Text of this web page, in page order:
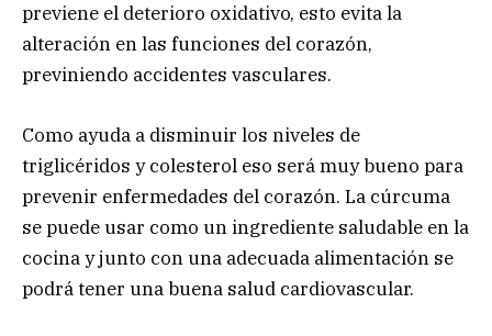
previene el deterioro oxidativo, esto evita la
alteración en las funciones del corazón,
previniendo accidentes vasculares.
Como ayuda a disminuir los niveles de
triglicéridos y colesterol eso será muy bueno para
prevenir enfermedades del corazón. La cúrcuma
se puede usar como un ingrediente saludable en la
cocina y junto con una adecuada alimentación se
podrá tener una buena salud cardiovascular.